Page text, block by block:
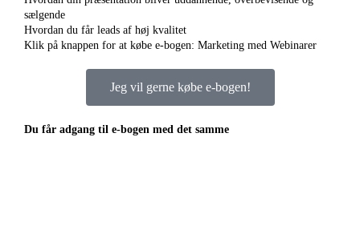
sælgende
Hvordan du får leads af høj kvalitet
Klik på knappen for at købe e-bogen: Marketing med Webinarer
Jeg vil gerne købe e-bogen!
Du får adgang til e-bogen med det samme